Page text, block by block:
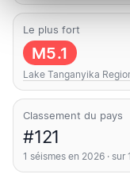
Le plus fort
M5.1
Lake Tanganyika
Classement du pays
#121
1 séismes en 2026 · sur